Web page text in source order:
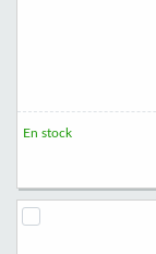
En stock